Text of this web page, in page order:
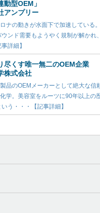
動型OEM」
アンプリー
ナの動きが水面下で加速している
ンド需要もようやく規制が解かれ
詳細】
尽くす唯一無二のOEM企業
株式会社
品のOEMメーカーとして絶大な信
学。美容室をルーツに90年以上の
う・・・【記事詳細】